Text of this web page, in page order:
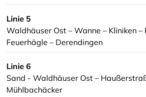
Linie 5
Waldhäuser Ost – Wanne – Kliniken –
Feuerhägle – Derendingen
Linie 6
Sand - Waldhäuser Ost –
Mühlbachäcker